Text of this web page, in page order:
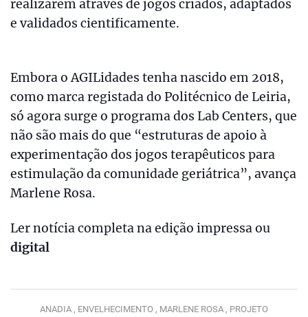
realizarem através de jogos criados, adaptados
e validados cientificamente.
Embora o AGILidades tenha nascido em 2018,
como marca registada do Politécnico de Leiria,
só agora surge o programa dos Lab Centers, que
não são mais do que “estruturas de apoio à
experimentação dos jogos terapêuticos para
estimulação da comunidade geriátrica”, avança
Marlene Rosa.
Ler notícia completa na edição impressa ou
digital
ANADIA , ENVELHECIMENTO , MARLENE ROSA , PROJETO